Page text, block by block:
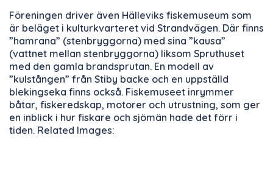
Föreningen driver även Hälleviks fiskemuseum som
är beläget i kulturkvarteret vid Strandvägen. Där finns
”hamrana” (stenbryggorna) med sina ”kausa”
(vattnet mellan stenbryggorna) liksom Spruthuset
med den gamla brandsprutan. En modell av
”kulstången” från Stiby backe och en uppställd
blekingseka finns också. Fiskemuseet inrymmer
båtar, fiskeredskap, motorer och utrustning, som ger
en inblick i hur fiskare och sjömän hade det förr i
tiden. Related Images: